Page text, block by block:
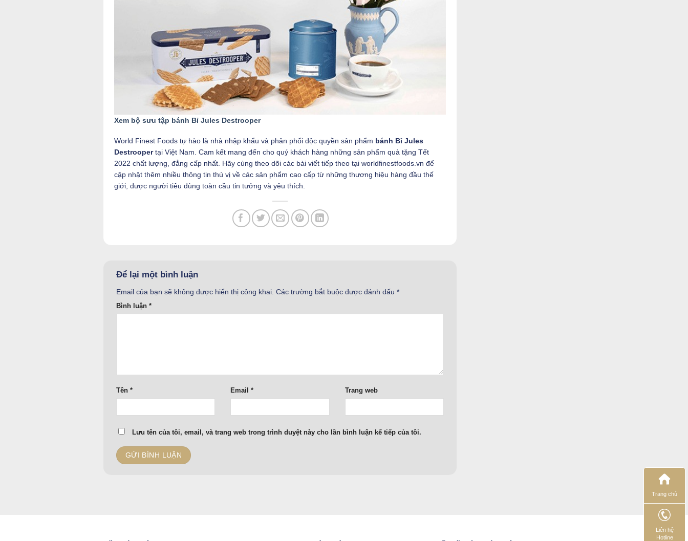
Xem bộ sưu tập bánh Bỉ Jules Destrooper
World Finest Foods tự hào là nhà nhập khẩu và phân phối độc quyền sản phẩm bánh Bỉ Jules
Destroopertại Việt Nam. Cam kết mang đến cho quý khách hàng những sản phẩm quà tặng Tết
2022 chất lượng, đẳng cấp nhất. Hãy cùng theo dõi các bài viết tiếp theo tại worldfinestfoods.vn để
cập nhật thêm nhiều thông tin thú vị về các sản phẩm cao cấp từ những thương hiệu hàng đầu thế
giới, được người tiêu dùng toàn cầu tin tưởng và yêu thích.
Để lại một bình luận
Email của bạn sẽ không được hiển thị công khai. Các trường bắt buộc được đánh dấu *
Bình luận *
Tên * Email* Trang web
Lưu tên của tôi, email, và trang web trong trình duyệt này cho lần bình luận kế tiếp của tôi.
Trang chủ
Liên hệ
Hotline